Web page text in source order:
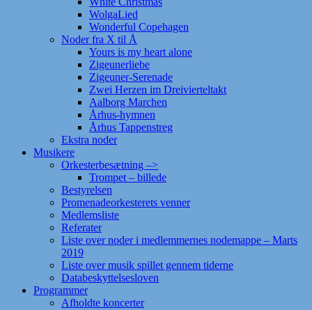
WolgaLied
Wonderful Copehagen
Noder fra X til Å
Yours is my heart alone
Zigeunerliebe
Zigeuner-Serenade
Zwei Herzen im Dreivierteltakt
Aalborg Marchen
Århus-hymnen
Århus Tappenstreg
Ekstra noder
Musikere
Orkesterbesætning –>
Trompet – billede
Bestyrelsen
Promenadeorkesterets venner
Medlemsliste
Referater
Liste over noder i medlemmernes nodemappe – Marts
2019
Liste over musik spillet gennem tiderne
Databeskyttelsesloven
Programmer
Afholdte koncerter